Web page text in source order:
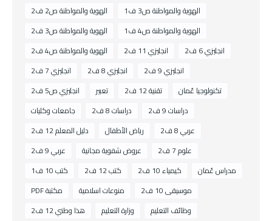
الهوية والمواطنة ص2 ف2
الهوية والمواطنة ص3 ف1
الهوية والمواطنة ص3 ف2
الهوية والمواطنة ص4 ف1
الهوية والمواطنة ص4 ف2
انجليزي 11 ف2
انجليزي 6 ف2
انجليزي 7 ف2
انجليزي 8 ف2
انجليزي 9 ف2
انجليزي ص5 ف2
تعبير تقنية 12 ف2
تكنولوجيا عُمان
جامعات وكليات
دراسات 8 ف2
دراسات 9 ف2
دليل المعلم 12 ف2
رياض الأطفال
عربي 8 ف2
عربي 9 ف2
عروض شفوية مجانية
علوم 7 ف2
كتب 10 ف1
كتب 12 ف2 كيمياء 10 ف2
مدراس عُمان
مكتبة PDF
منوعات اسلامية
موسيقى 10 ف2
هذا وطني 12 ف2
وزارة التعليم وظائف التعليم